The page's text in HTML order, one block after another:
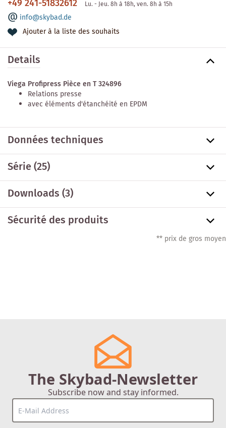
+49 241-51832612 Lu. - Jeu. 8h à 18h, ven. 8h à 15h
info@skybad.de
Ajouter à la liste des souhaits
Details
Viega Profipress Pièce en T 324896
Relations presse
avec éléments d'étanchéité en EPDM
Données techniques
Série(25)
Downloads (3)
Sécurité des produits
** prix de gros moyen
The Skybad-Newsletter
Subscribe now and stay informed.